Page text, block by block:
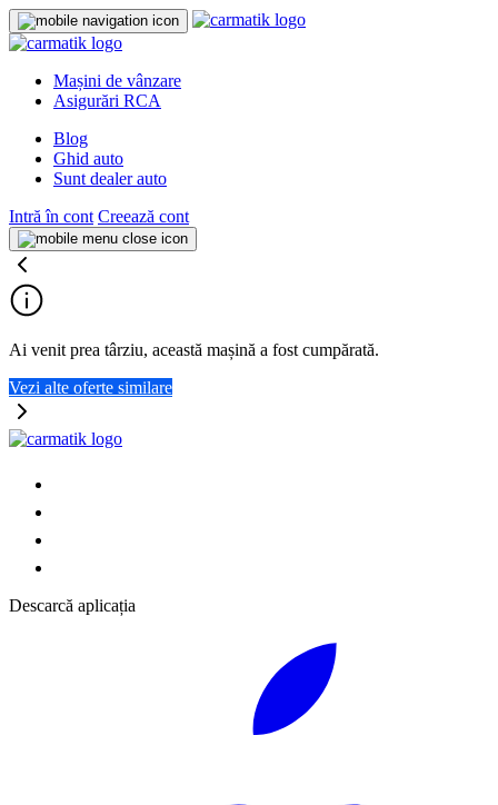
Mașini de vânzare
Asigurări RCA
Blog
Ghid auto
Sunt dealer auto
Intră în cont Creează cont
Ai venit prea târziu, această mașină a fost cumpărată.
Vezi alte oferte similare
Descarcă aplicația